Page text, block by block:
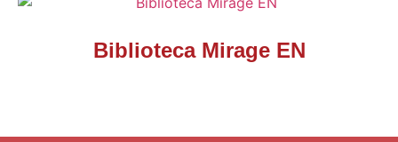
Biblioteca Mirage EN